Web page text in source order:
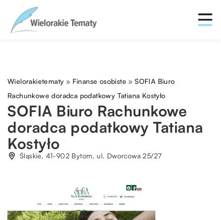
Wielorakietematy » Finanse osobiste »SOFIA Biuro
Rachunkowe doradca podatkowy Tatiana Kostyło
SOFIA Biuro Rachunkowe
doradca podatkowy Tatiana
Kostyło
Śląskie, 41-902 Bytom, ul. Dworcowa 25/27